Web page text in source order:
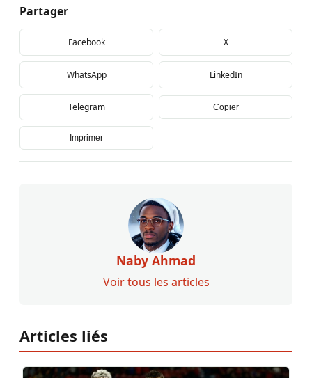
Partager
Facebook X
WhatsApp LinkedIn
Telegram Copier
Imprimer
Naby Ahmad
Voir tous les articles
Articles liés